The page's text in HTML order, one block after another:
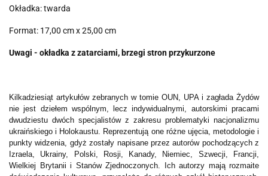
Okładka: twarda
Format: 17,00 cm x 25,00 cm
Uwagi - okładka z zatarciami, brzegi stron przykurzone
Kilkadziesiąt artykułów zebranych w tomie OUN, UPA i zagłada Żydów
nie jest dziełem wspólnym, lecz indywidualnymi, autorskimi pracami
dwudziestu dwóch specjalistów z zakresu problematyki nacjonalizmu
ukraińskiego i Holokaustu. Reprezentują one różne ujęcia, metodologie i
punkty widzenia, gdyż zostały napisane przez autorów pochodzących z
Izraela, Ukrainy, Polski, Rosji, Kanady, Niemiec, Szwecji, Francji,
Wielkiej Brytanii i Stanów Zjednoczonych. Ich autorzy mają rozmaite